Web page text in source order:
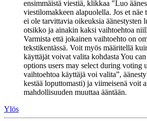
ensimmäistä viestiä, klikkaa "Luo
viestilomakkeen alapuolella. Jos et näe
ei ole tarvittavia oikeuksia äänestysten
otsikko ja ainakin kaksi vaihtoehtoa
Varmista että jokainen vaihtoehto on
tekstikentässä. Voit myös määritellä
käyttäjät voivat valita kohdasta You
options users may select during voting
vaihtoehtoa käyttäjä voi valita”,
kestää loputtomasti) ja viimeisenä voit
mahdollisuuden muuttaa ääntään.
Ylös